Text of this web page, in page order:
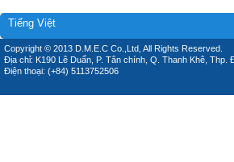
Tiếng Việt
Copyright © 2013 D.M.E.C Co.,Ltd, All Rights Reserved.
Địa chỉ: K190 Lê Duẩn, P. Tân chính, Q. Thanh Khê, Thp.
Điện thoại: (+84) 5113752506